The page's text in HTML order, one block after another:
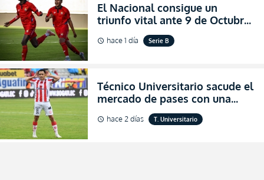
El Nacional consigue un
triunfo vital ante 9 de Octubre
para encender la fe en la
salvación
schedule hace 1 día Serie B
Técnico Universitario sacude el
mercado de pases con una
verdadera revolución para
asegurar la permanencia
schedule hace 2 días T. Universitario